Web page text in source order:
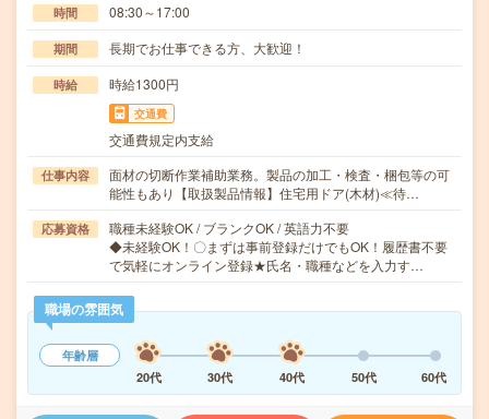
時間 08:30～17:00
期間 長期でお仕事できる方、大歓迎！
時給 時給1300円
交通費
交通費規定内支給
仕事内容
面材の切断作業補助業務。製品の加工・検査・梱包等の可
能性もあり【取扱製品情報】住宅用ドア(木材)≪待…
応募資格
職種未経験OK / ブランクOK / 英語力不要
◆未経験OK！〇まずは事前登録だけでもOK！履歴書不要
で気軽にオンライン登録★氏名・職種などを入力す…
職場の雰囲気
年齢層
20代
30代 40代 50代 60代